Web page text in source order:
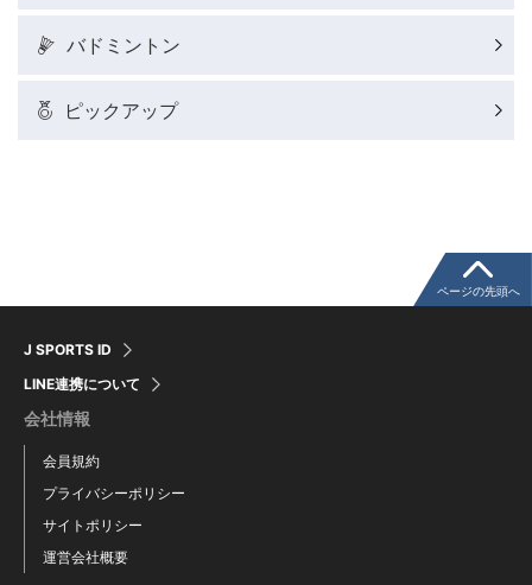
F1コラム
バドミントン
ピックアップ
J SPORTS ID
LINE連携について
会社情報
会員規約
プライバシーポリシー
サイトポリシー
運営会社概要
ページの先頭へ